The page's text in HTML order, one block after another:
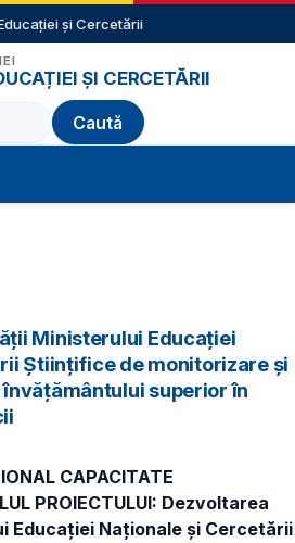
și Cercetării
ȘI CERCETĂRII
Ministerului Educației
Științifice de monitorizare și
superior în
CAPACITATE
PROIECTULUI: Dezvoltarea
Educației Naționale și Cercetării